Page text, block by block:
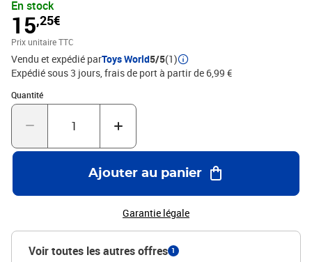
commencent ici !Les fans des films de Marvel reconnaîtront la
base des super-héros vue dans Les Gardiens de la Galaxie Volume
3 de Marvel Studios. À l'intérieur, ils trouveront des outils, des
moyens technologiques et une table autour de laquelle Groot et
Star-Lord planifient leur prochaine mission passionnante. Pour
une expérience numérique encore plus ludique, les enfants peuvent
télécharger l'application LEGO Builder et entrer dans un univers
créatif qui leur permet de zoomer et faire pivoter leurs modèles en
3D, enregistrer leurs sets et suivre la progression de leur
5 cm de profondeur 67 piècesÀ partir de 7 ans
En stock
15,25€
Prix unitaire TTC
Vendu et expédié parToys World5/5(1)
Expédié sous 3 jours, frais de port à partir de 6,99 €
Quantité
Quantité : 1
Ajouter au panier
Garantie légale
Voir toutes les autres offres 1